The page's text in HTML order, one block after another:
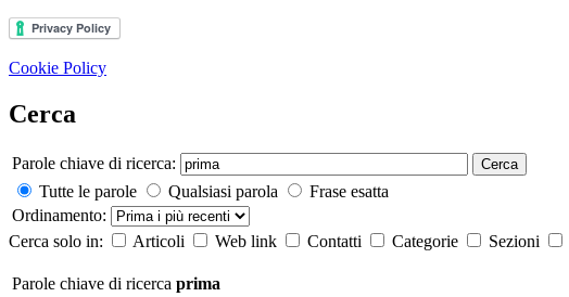
Cookie Policy
Cerca
Parole chiave di ricerca: Cerca
Tutte le parole Qualsiasi parola
Frase esatta
Ordinamento:
Cerca solo in:
Articoli Web link Contatti Categorie Sezioni
Parole chiave di ricerca prima